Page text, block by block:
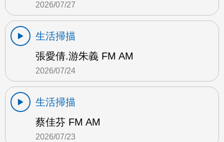
2026/07/27
生活掃描
張愛倩.游朱義 FM AM
2026/07/24
生活掃描
蔡佳芬 FM AM
2026/07/23